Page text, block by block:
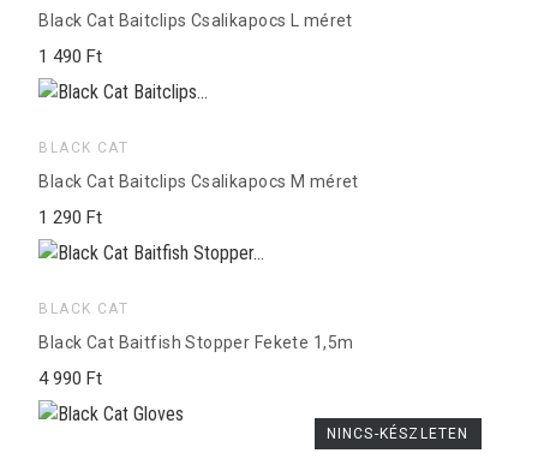
Black Cat Baitclips Csalikapocs L méret
1 490 Ft
BLACK CAT
Black Cat Baitclips Csalikapocs M méret
1 290 Ft
BLACK CAT
Black Cat Baitfish Stopper Fekete 1,5m
4 990 Ft
NINCS-KÉSZLETEN